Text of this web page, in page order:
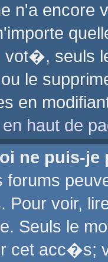
n'a encore
seuls
le
en
haut de
ne puis-
forums
Pour voir,
Seuls le
cet acc�s;